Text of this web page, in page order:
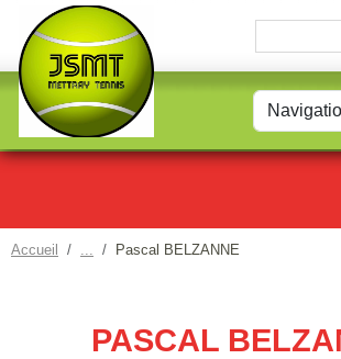
Accueil Pascal BELZANNE
PASCAL
Panneau de gestion des cookies